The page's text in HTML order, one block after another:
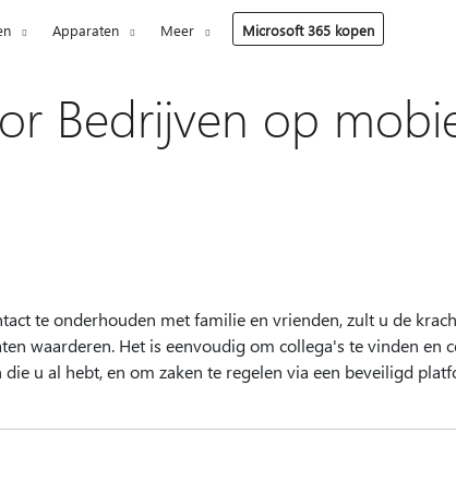
Apparaten Meer Microsoft 365 kopen
Bedrijven op
te onderhouden met familie en vrienden, zult u de
waarderen. Het is eenvoudig om collega's te vinden en
u al hebt, en om zaken te regelen via een beveiligd